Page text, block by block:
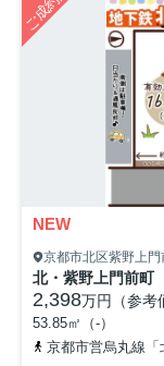
NEW
京都市北区紫野上門
北・紫野上門前
2,398万円（参考
53.85㎡（-）
京都市営烏丸線